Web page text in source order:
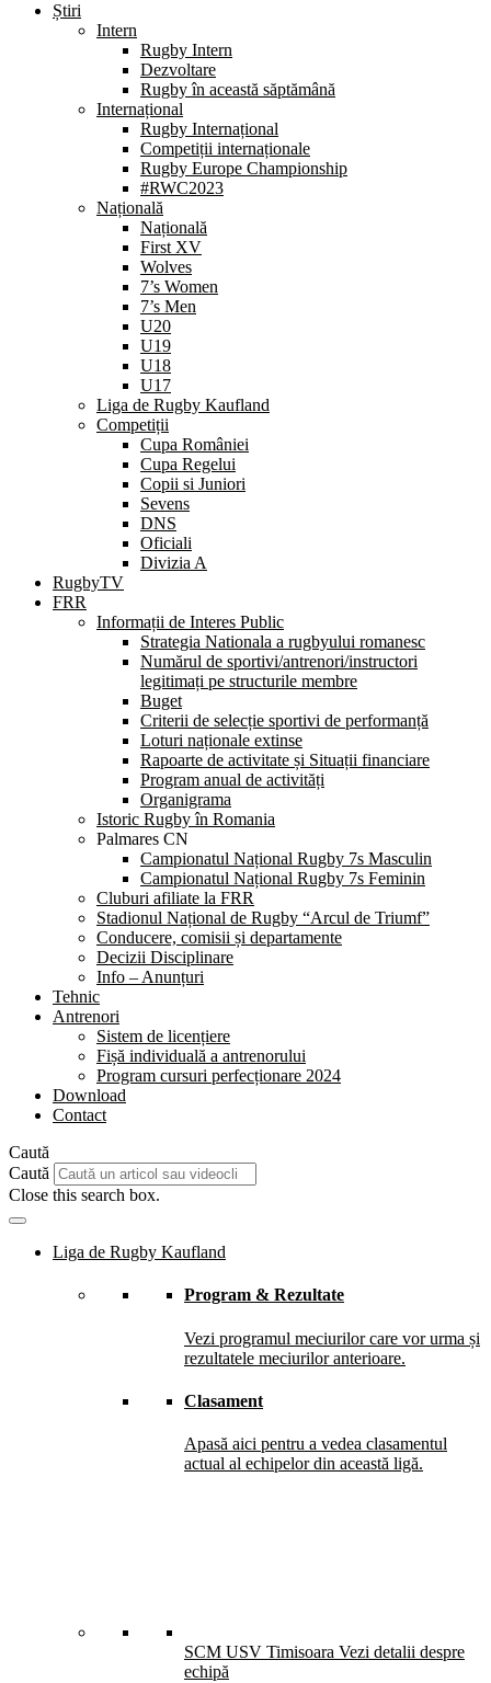
Știri
Intern
Rugby Intern
Dezvoltare
Rugby în această săptămână
Internațional
Rugby Internațional
Competiții internaționale
Rugby Europe Championship
#RWC2023
Națională
Națională
First XV
Wolves
7’s Women
7’s Men
U20
U19
U18
U17
Liga de Rugby Kaufland
Competiții
Cupa României
Cupa Regelui
Copii si Juniori
Sevens
DNS
Oficiali
Divizia A
RugbyTV
FRR
Informații de Interes Public
Strategia Nationala a rugbyului romanesc
Numărul de sportivi/antrenori/instructori
legitimați pe structurile membre
Buget
Criterii de selecție sportivi de performanță
Loturi naționale extinse
Rapoarte de activitate și Situații financiare
Program anual de activități
Organigrama
Istoric Rugby în Romania
Palmares CN
Campionatul Național Rugby 7s Masculin
Campionatul Național Rugby 7s Feminin
Cluburi afiliate la FRR
Stadionul Național de Rugby “Arcul de Triumf”
Conducere, comisii și departamente
Decizii Disciplinare
Info – Anunțuri
Tehnic
Antrenori
Sistem de licențiere
Fișă individuală a antrenorului
Program cursuri perfecționare 2024
Download
Contact
Caută
Caută
Close this search box.
Liga de Rugby Kaufland
Program & Rezultate
Vezi programul meciurilor care vor urma și
rezultatele meciurilor anterioare.
Clasament
Apasă aici pentru a vedea clasamentul
actual al echipelor din această ligă.
SCM USV Timisoara Vezi detalii despre
echipă